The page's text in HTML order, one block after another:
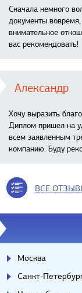
Сначала немного
документы
внимательное
вас рекомендовать!
Александр
Хочу выразить
Диплом пришел на
всем заявленным
компанию. Буду
ВСЕ
Москва
Санкт-